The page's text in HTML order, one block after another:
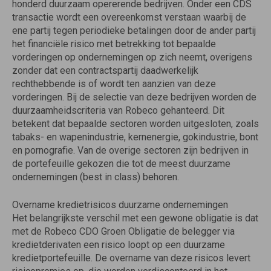
honderd duurzaam opererende bedrijven. Onder een CDS
transactie wordt een overeenkomst verstaan waarbij de
ene partij tegen periodieke betalingen door de ander partij
het financiële risico met betrekking tot bepaalde
vorderingen op ondernemingen op zich neemt, overigens
zonder dat een contractspartij daadwerkelijk
rechthebbende is of wordt ten aanzien van deze
vorderingen. Bij de selectie van deze bedrijven worden de
duurzaamheidscriteria van Robeco gehanteerd. Dit
betekent dat bepaalde sectoren worden uitgesloten, zoals
tabaks- en wapenindustrie, kernenergie, gokindustrie, bont
en pornografie. Van de overige sectoren zijn bedrijven in
de portefeuille gekozen die tot de meest duurzame
ondernemingen (best in class) behoren.
Overname kredietrisicos duurzame ondernemingen
Het belangrijkste verschil met een gewone obligatie is dat
met de Robeco CDO Groen Obligatie de belegger via
kredietderivaten een risico loopt op een duurzame
kredietportefeuille. De overname van deze risicos levert